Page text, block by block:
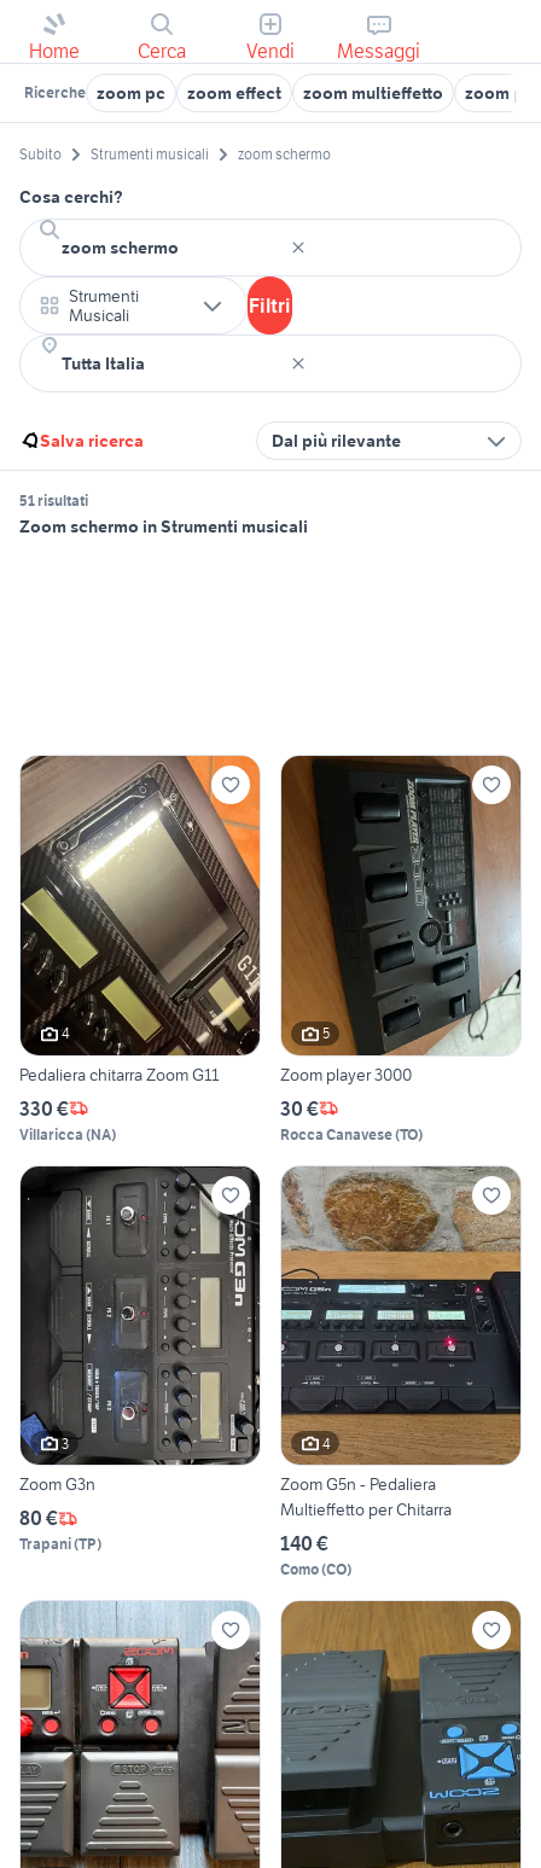
Home Cerca Vendi Messaggi
Ricerche zoom pc zoom effect zoom multieffetto zoom
Subito Strumenti musicali zoom schermo
Cosa cerchi?
Strumenti
Musicali
Filtri
Salva ricerca Dal più rilevante
51 risultati
Zoom schermo in Strumenti musicali
4
Pedaliera chitarra Zoom G11
330 €
Villaricca (NA)
5
Zoom player 3000
30 €
Rocca Canavese(TO)
3
Zoom G3n
80 €
Trapani(TP)
4
Zoom G5n - Pedaliera
Multieffetto per Chitarra
140 €
Como(CO)